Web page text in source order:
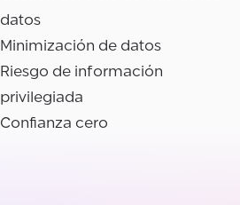
datos
Minimización de datos
Riesgo de información
privilegiada
Confianza cero